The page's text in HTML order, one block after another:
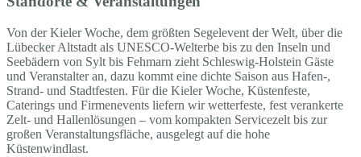
Von der Kieler Woche, dem größten Segelevent der Welt, über die
Lübecker Altstadt als UNESCO-Welterbe bis zu den Inseln und
Seebädern von Sylt bis Fehmarn zieht Schleswig-Holstein Gäste
und Veranstalter an, dazu kommt eine dichte Saison aus Hafen-,
Strand- und Stadtfesten. Für die Kieler Woche, Küstenfeste,
Caterings und Firmenevents liefern wir wetterfeste, fest verankerte
Zelt- und Hallenlösungen – vom kompakten Servicezelt bis zur
großen Veranstaltungsfläche, ausgelegt auf die hohe
Küstenwindlast.